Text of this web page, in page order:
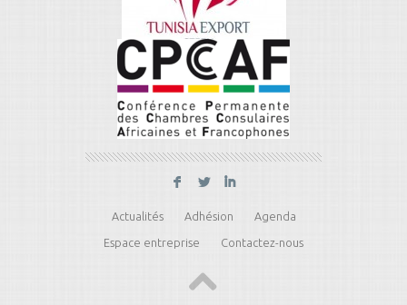
F L I
Actualités Adhésion Agenda
Espace entreprise Contactez-nous